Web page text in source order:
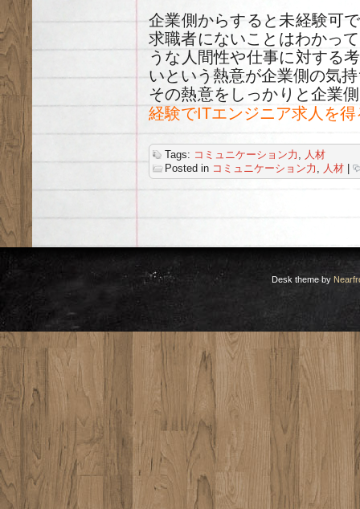
企業側からすると未経験可
求職者にないことはわかっ
うな人間性や仕事に対する
いという熱意が企業側の気
その熱意をしっかりと企業
経験でITエンジニア求人を
Tags: コミュニケーション力 , 人材
Posted in コミュニケーション力 , 人材
Desk theme by